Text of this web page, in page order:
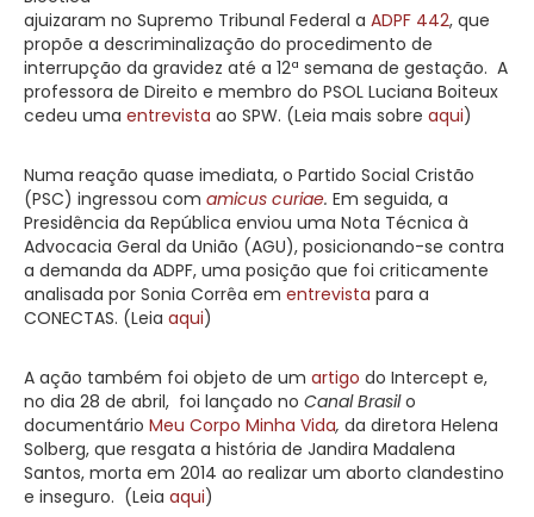
ajuizaram no Supremo Tribunal Federal a ADPF 442, que
propõe a descriminalização do procedimento de
interrupção da gravidez até a 12ª semana de gestação. A
professora de Direito e membro do PSOL Luciana Boiteux
cedeu uma entrevista ao SPW. (Leia mais sobre aqui)
Numa reação quase imediata, o Partido Social Cristão
(PSC) ingressou com amicus curiae. Em seguida, a
Presidência da República enviou uma Nota Técnica à
Advocacia Geral da União (AGU), posicionando-se contra
a demanda da ADPF, uma posição que foi criticamente
analisada por Sonia Corrêa em entrevista para a
CONECTAS. (Leia aqui)
A ação também foi objeto de um artigo do Intercept e,
no dia 28 de abril, foi lançado no Canal Brasilo
documentário Meu Corpo Minha Vida, da diretora Helena
Solberg, que resgata a história de Jandira Madalena
Santos, morta em 2014 ao realizar um aborto clandestino
e inseguro. (Leia aqui)